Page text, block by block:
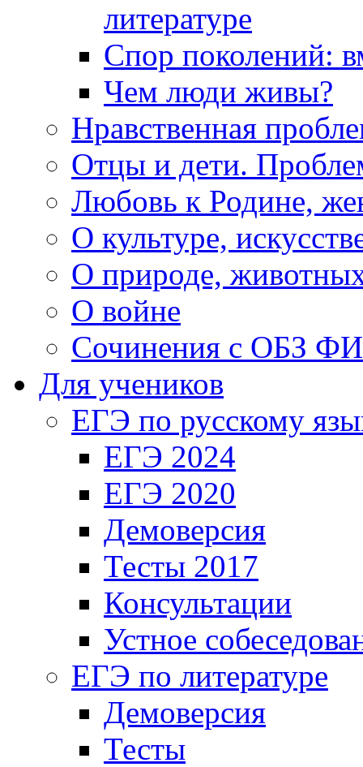
литературе
Спор поколений:
Чем люди живы?
Нравственная
Отцы и дети.
Любовь к Родине,
О культуре,
О природе,
О войне
Сочинения с ОБЗ
Для учеников
ЕГЭ по русскому
ЕГЭ 2024
ЕГЭ 2020
Демоверсия
Тесты 2017
Консультации
Устное
ЕГЭ по литературе
Демоверсия
Тесты